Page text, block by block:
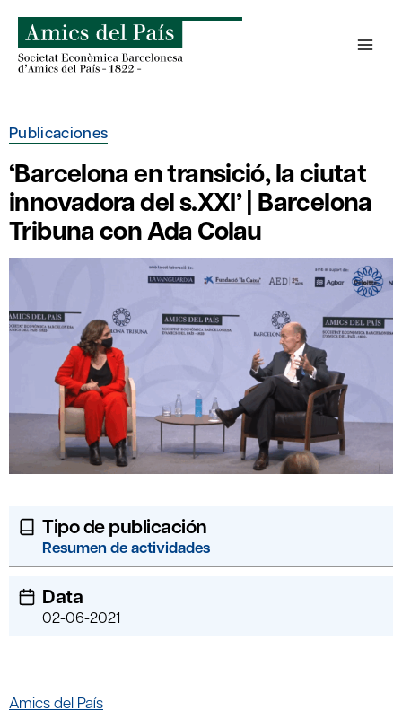
contenido
Publicaciones
‘Barcelona en transició, la ciutat
innovadora del s.XXI’ | Barcelona
Tribuna con Ada Colau
Tipo de publicación
Resumen de actividades
Data
02-06-2021
Amics del País